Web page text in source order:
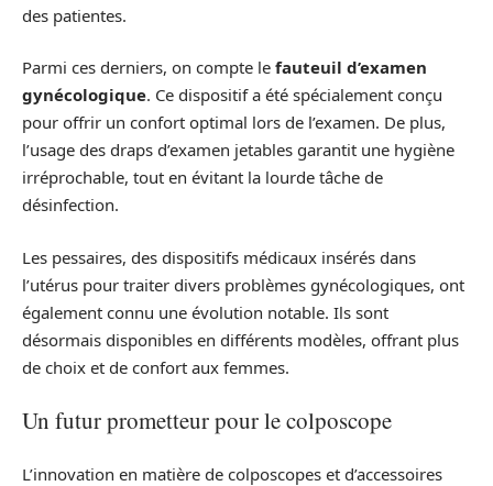
des patientes.
Parmi ces derniers, on compte le fauteuil d’examen
gynécologique. Ce dispositif a été spécialement conçu
pour offrir un confort optimal lors de l’examen. De plus,
l’usage des draps d’examen jetables garantit une hygiène
irréprochable, tout en évitant la lourde tâche de
désinfection.
Les pessaires, des dispositifs médicaux insérés dans
l’utérus pour traiter divers problèmes gynécologiques, ont
également connu une évolution notable. Ils sont
désormais disponibles en différents modèles, offrant plus
de choix et de confort aux femmes.
Un futur prometteur pour le colposcope
L’innovation en matière de colposcopes et d’accessoires